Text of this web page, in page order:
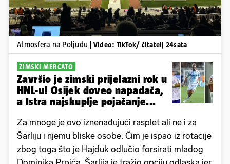
Atmosfera na Poljudu | Video: TikTok/ čitatelj 24sata
ZIMSKI MERCATO
Završio je zimski prijelazni rok u
HNL-u! Osijek doveo napadača,
a Istra najskuplje pojačanje...
Za mnoge je ovo iznenađujući rasplet ali ne i za
Šarliju i njemu bliske osobe. Čim je ispao iz rotacije
zbog toga što je Hajduk odlučio forsirati mladog